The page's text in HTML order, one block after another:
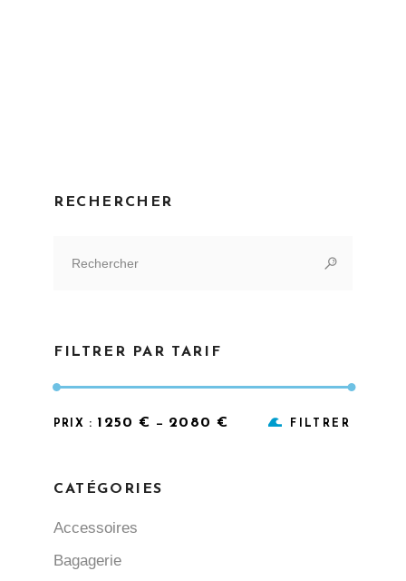
RECHERCHER
for:
FILTRER PAR TARIF
FILTRER
PRIX : 1250 € — 2080 €
CATÉGORIES
Accessoires
Bagagerie